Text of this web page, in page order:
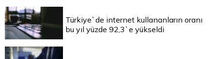
Türkiye`de internet kullananların oranı
bu yıl yüzde 92,3`e yükseldi